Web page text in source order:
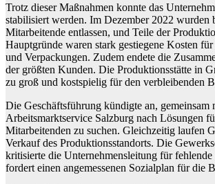
Trotz dieser Maßnahmen konnte das
stabilisiert werden. Im Dezember 2022 wurden
Mitarbeitende entlassen, und Teile der
Hauptgründe waren stark gestiegene Kosten
und Verpackungen. Zudem endete die
der größten Kunden. Die Produktionsstätte in
zu groß und kostspielig für den verbleibenden
Die Geschäftsführung kündigte an, gemeinsam
Arbeitsmarktservice Salzburg nach Lösungen
Mitarbeitenden zu suchen. Gleichzeitig laufen
Verkauf des Produktionsstandorts. Die
kritisierte die Unternehmensleitung für
fordert einen angemessenen Sozialplan für die